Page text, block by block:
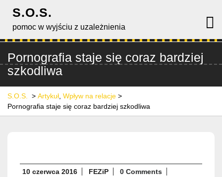
content
S.O.S.
pomoc w wyjściu z uzależnienia
Pornografia staje się coraz bardziej
szkodliwa
S.O.S. > Artykuł Wpływ na relacje >
Pornografia staje się coraz bardziej szkodliwa
10 czerwca 2016
10
FEZiP 0 Comments